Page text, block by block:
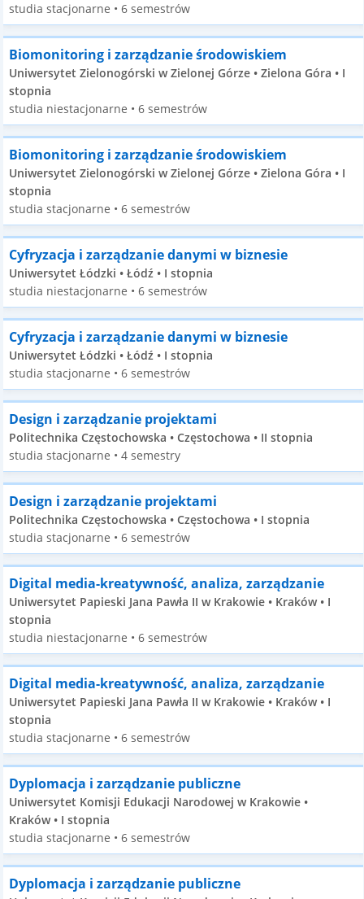
studia stacjonarne • 6 semestrów
Biomonitoring i zarządzanie środowiskiem
Uniwersytet Zielonogórski w Zielonej Górze • Zielona Góra • I
stopnia
studia niestacjonarne • 6 semestrów
Biomonitoring i zarządzanie środowiskiem
Uniwersytet Zielonogórski w Zielonej Górze • Zielona Góra • I
stopnia
studia stacjonarne • 6 semestrów
Cyfryzacja i zarządzanie danymi w biznesie
Uniwersytet Łódzki • Łódź • I stopnia
studia niestacjonarne • 6 semestrów
Cyfryzacja i zarządzanie danymi w biznesie
Uniwersytet Łódzki • Łódź • I stopnia
studia stacjonarne • 6 semestrów
Design i zarządzanie projektami
Politechnika Częstochowska • Częstochowa • II stopnia
studia stacjonarne • 4 semestry
Design i zarządzanie projektami
Politechnika Częstochowska • Częstochowa • I stopnia
studia stacjonarne • 6 semestrów
Digital media-kreatywność, analiza, zarządzanie
Uniwersytet Papieski Jana Pawła II w Krakowie • Kraków • I
stopnia
studia niestacjonarne • 6 semestrów
Digital media-kreatywność, analiza, zarządzanie
Uniwersytet Papieski Jana Pawła II w Krakowie • Kraków • I
stopnia
studia stacjonarne • 6 semestrów
Dyplomacja i zarządzanie publiczne
Uniwersytet Komisji Edukacji Narodowej w Krakowie •
Kraków • I stopnia
studia stacjonarne • 6 semestrów
Dyplomacja i zarządzanie publiczne